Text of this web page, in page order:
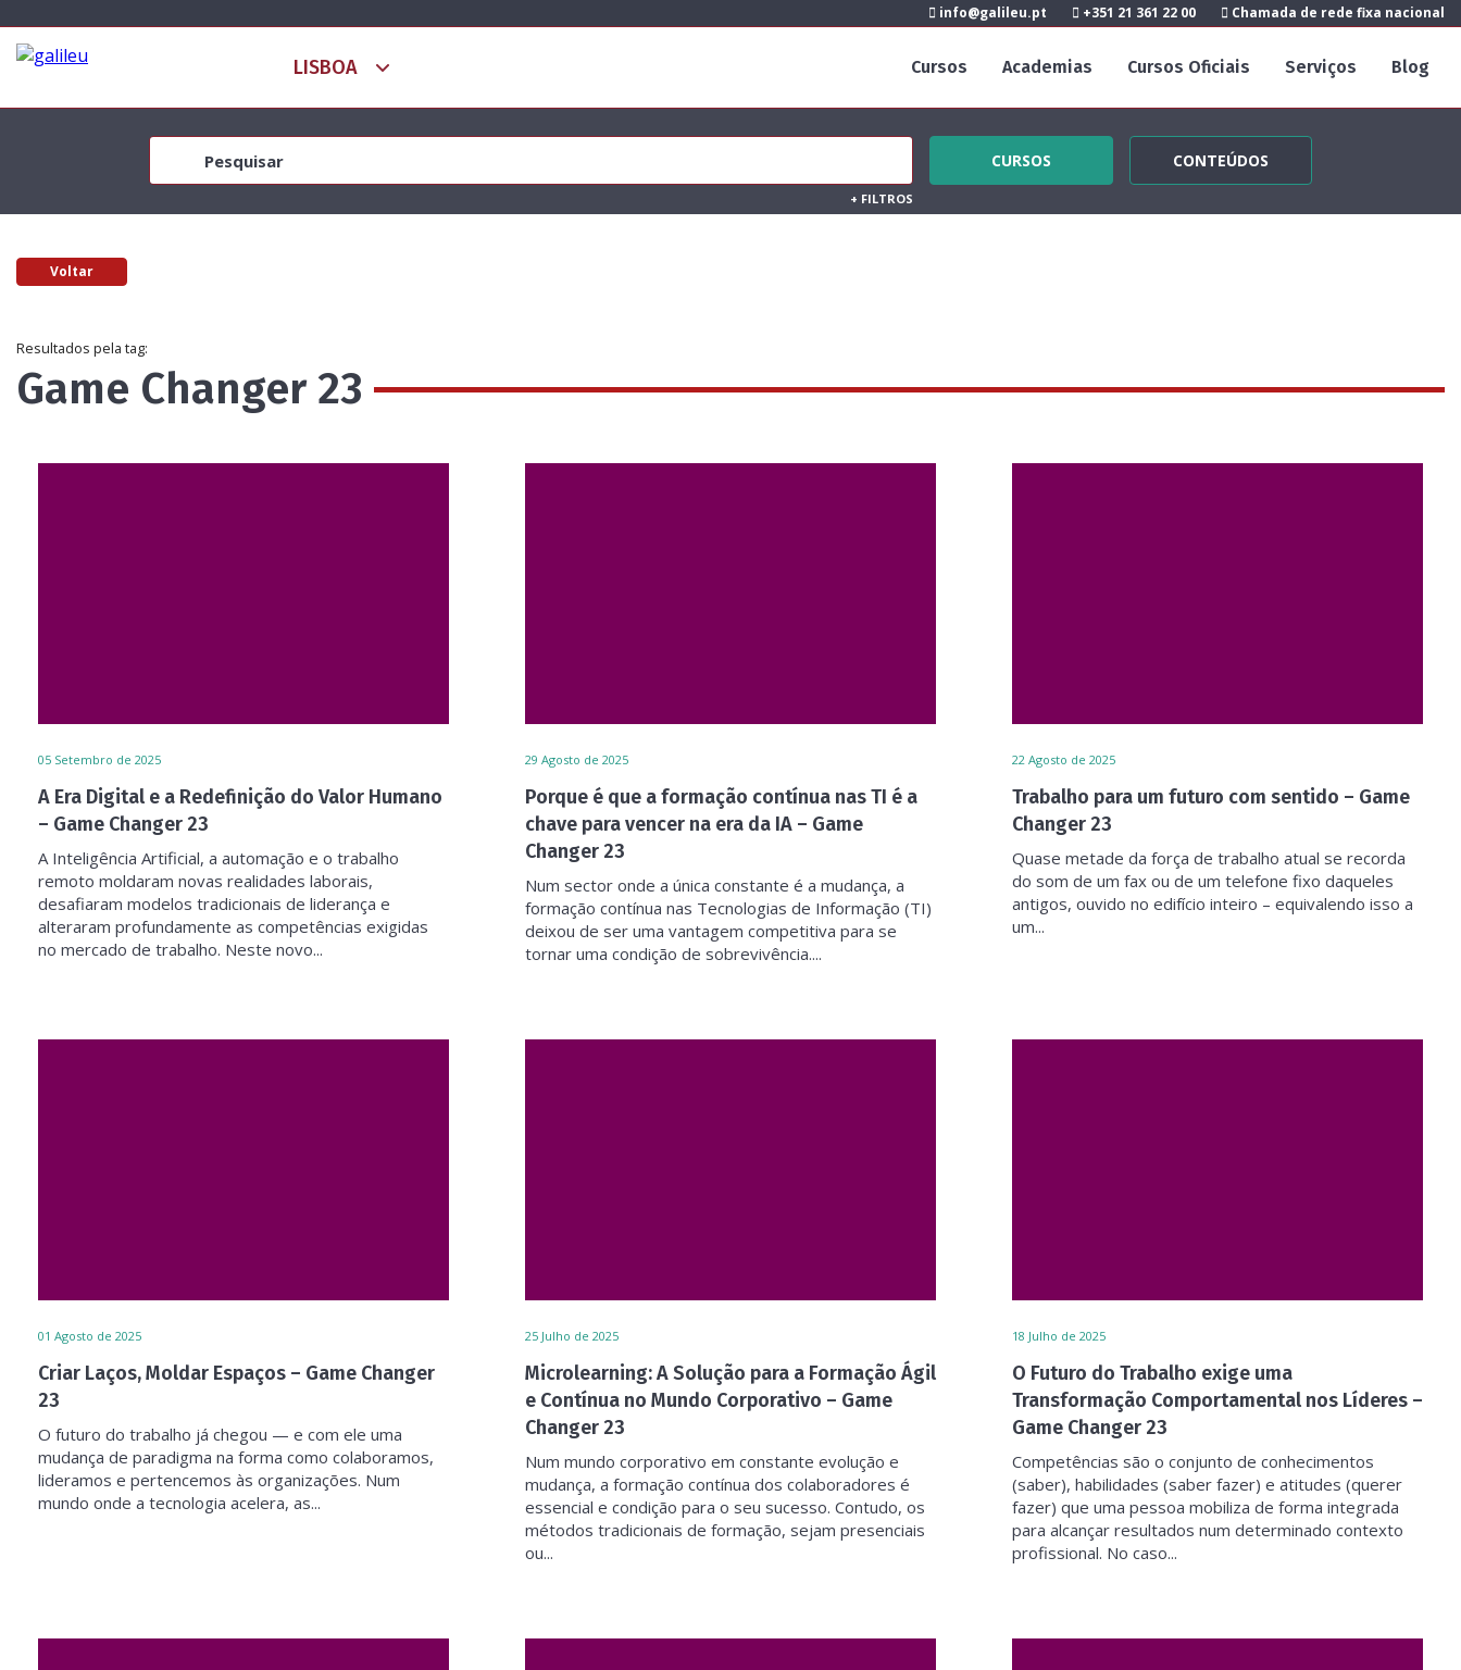
info@galileu.pt +351 21 361 22 00 Chamada de rede fixa nacional
Cursos Academias Cursos Oficiais Serviços Blog
CURSOS CONTEÚDOS
+ FILTROS
Voltar
Resultados pela tag:
Game Changer 23
05 Setembro de 2025
A Era Digital e a Redefinição do Valor Humano
– Game Changer 23
A Inteligência Artificial, a automação e o trabalho
remoto moldaram novas realidades laborais,
desafiaram modelos tradicionais de liderança e
alteraram profundamente as competências exigidas
no mercado de trabalho. Neste novo...
29 Agosto de 2025
Porque é que a formação contínua nas TI é a
chave para vencer na era da IA – Game
Changer 23
Num sector onde a única constante é a mudança, a
formação contínua nas Tecnologias de Informação (TI)
deixou de ser uma vantagem competitiva para se
tornar uma condição de sobrevivência....
22 Agosto de 2025
Trabalho para um futuro com sentido – Game
Changer 23
Quase metade da força de trabalho atual se recorda
do som de um fax ou de um telefone fixo daqueles
antigos, ouvido no edifício inteiro – equivalendo isso a
um...
01 Agosto de 2025
Criar Laços, Moldar Espaços – Game Changer
23
O futuro do trabalho já chegou — e com ele uma
mudança de paradigma na forma como colaboramos,
lideramos e pertencemos às organizações. Num
mundo onde a tecnologia acelera, as...
25 Julho de 2025
Microlearning: A Solução para a Formação Ágil
e Contínua no Mundo Corporativo – Game
Changer 23
Num mundo corporativo em constante evolução e
mudança, a formação contínua dos colaboradores é
essencial e condição para o seu sucesso. Contudo, os
métodos tradicionais de formação, sejam presenciais
ou...
18 Julho de 2025
O Futuro do Trabalho exige uma
Transformação Comportamental nos Líderes –
Game Changer 23
Competências são o conjunto de conhecimentos
(saber), habilidades (saber fazer) e atitudes (querer
fazer) que uma pessoa mobiliza de forma integrada
para alcançar resultados num determinado contexto
profissional. No caso...